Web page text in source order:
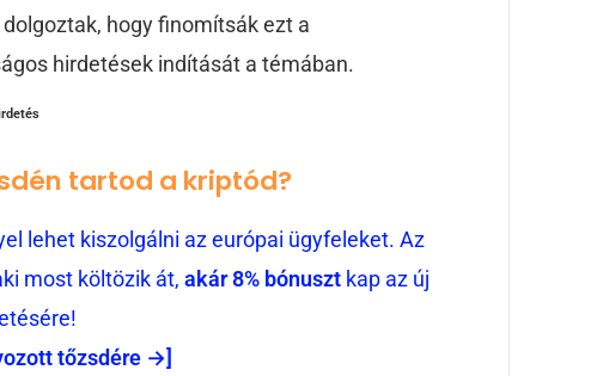
hogy finomítsák ezt a
hirdetések indítását a témában.
tartod a kriptód?
lehet kiszolgálni az európai ügyfeleket. Az
most költözik át, akár 8% bónuszt kap az új
tőzsdére →]